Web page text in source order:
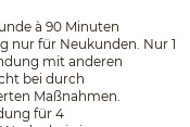
à 90 Minuten
nur für Neukunden. Nur 1
mit anderen
bei durch
Maßnahmen.
für 4